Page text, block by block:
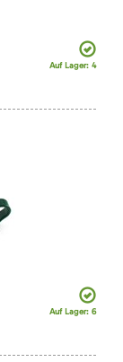
Auf Lager: 4
Auf Lager: 6